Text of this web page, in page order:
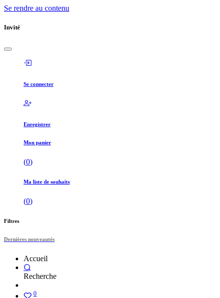
Se rendre au contenu
Invité
Se connecter
Enregistrer
Mon panier
(0)
Ma liste de souhaits
(0)
Filtres
Dernières nouveautés
Accueil
Recherche
0